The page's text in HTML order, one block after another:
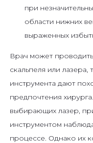
при
области нижних
выраженных
Врач может
скальпеля или
инструмента дают
предпочтения
выбирающих лазер,
инструментом
процессе. Однако их